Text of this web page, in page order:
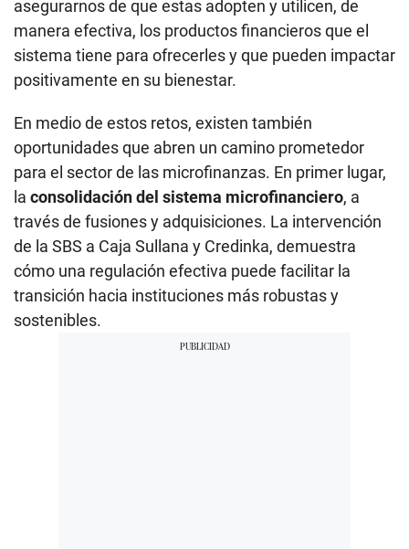
asegurarnos de que estas adopten y utilicen, de
manera efectiva, los productos financieros que el
sistema tiene para ofrecerles y que pueden impactar
positivamente en su bienestar.
En medio de estos retos, existen también
oportunidades que abren un camino prometedor
para el sector de las microfinanzas. En primer lugar,
la consolidación del sistema microfinanciero, a
través de fusiones y adquisiciones. La intervención
de la SBS a Caja Sullana y Credinka, demuestra
cómo una regulación efectiva puede facilitar la
transición hacia instituciones más robustas y
sostenibles.